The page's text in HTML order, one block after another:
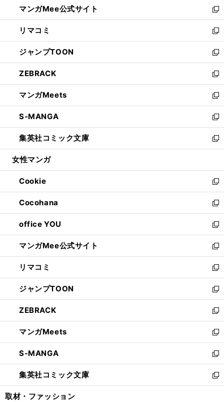
く
ド
ウ
で
開
く
ィ
ン
ド
ウ
で
開
く
い
ウ
ィ
ン
ド
ウ
で
開
く
マンガMee公式サイト
新
し
い
ウ
ィ
ン
ド
ウ
で
開
く
リマコミ
新
し
い
ウ
ィ
ン
ド
ウ
で
開
く
ジャンプTOON
新
し
い
ウ
ィ
ン
ド
ウ
で
開
ZEBRACK
新
し
い
ウ
ィ
ン
ド
ウ
開
く
マンガMeets
新
し
い
ウ
ィ
ン
ウ
で
開
く
S-MANGA
新
し
い
ウ
ン
ド
ウ
で
開
く
集英社コミック文庫
新
し
ウ
ィ
ン
ド
ウ
で
開
く
女性マンガ
Cookie
新
し
い
ウ
ィ
ン
ド
ウ
で
開
く
Cocohana
新
し
い
ウ
ィ
ン
ド
ウ
で
開
く
office YOU
新
し
い
ウ
ィ
ン
ド
ウ
で
開
く
マンガMee公式サイト
新
し
い
ウ
ィ
ン
ド
ウ
で
開
く
リマコミ
新
し
い
ウ
ィ
ン
ド
ウ
で
開
く
ジャンプTOON
新
し
い
ウ
ィ
ン
ド
ウ
で
開
ZEBRACK
新
し
い
ウ
ィ
ン
ド
ウ
マンガMeets
新
し
い
ウ
ィ
ン
S-MANGA
新
し
い
ウ
集英社コミック文庫
新
し
取材・ファッション